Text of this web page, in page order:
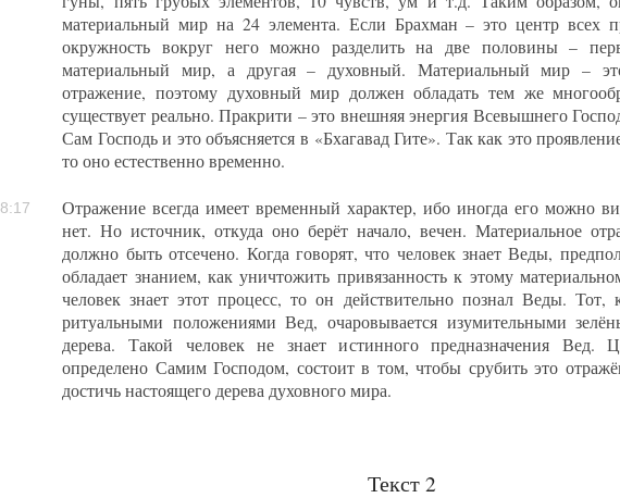
материальный мир на 24 элемента. Если Брахман – это центр всех
окружность вокруг него можно разделить на две половины –
материальный мир, а другая – духовный. Материальный мир –
отражение, поэтому духовный мир должен обладать тем же
существует реально. Пракрити – это внешняя энергия Всевышнего
Сам Господь и это объясняется в «Бхагавад Гите». Так как это
то оно естественно временно.
Отражение всегда имеет временный характер, ибо иногда его можно
нет. Но источник, откуда оно берёт начало, вечен. Материальное
должно быть отсечено. Когда говорят, что человек знает Веды,
обладает знанием, как уничтожить привязанность к этому
человек знает этот процесс, то он действительно познал Веды. Тот,
ритуальными положениями Вед, очаровывается изумительными
дерева. Такой человек не знает истинного предназначения Вед.
определено Самим Господом, состоит в том, чтобы срубить это
достичь настоящего дерева духовного мира.
Текст 2